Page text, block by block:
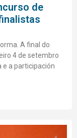
de
A final do
4 de setembro
e a participación